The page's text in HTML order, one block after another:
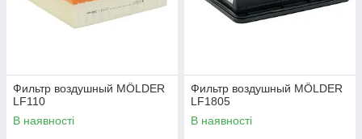
Фильтр воздушный MÖLDER
LF110
В наявності
Фильтр воздушный MÖLDER
LF1805
В наявності